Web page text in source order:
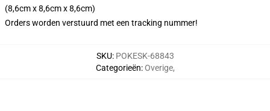
(8,6cm x 8,6cm x 8,6cm)
Orders worden verstuurd met een tracking nummer!
SKU: POKESK-68843
Categorieën:Overige,